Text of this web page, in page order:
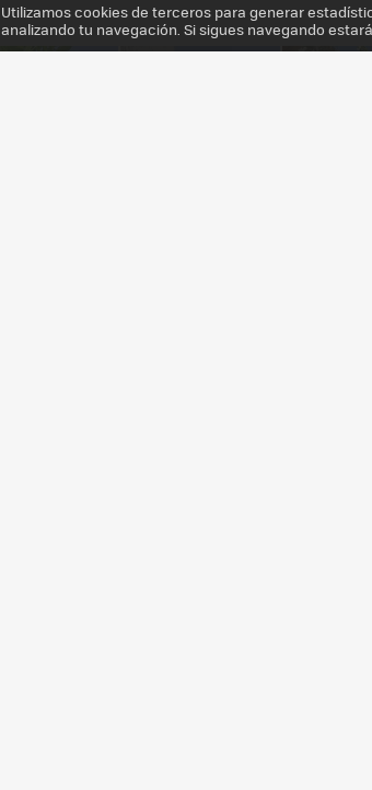
Utilizamos cookies de terceros para generar
analizando tu navegación. Si sigues navegando